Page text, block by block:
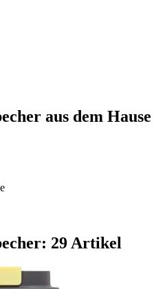
aus dem Hause
29 Artikel